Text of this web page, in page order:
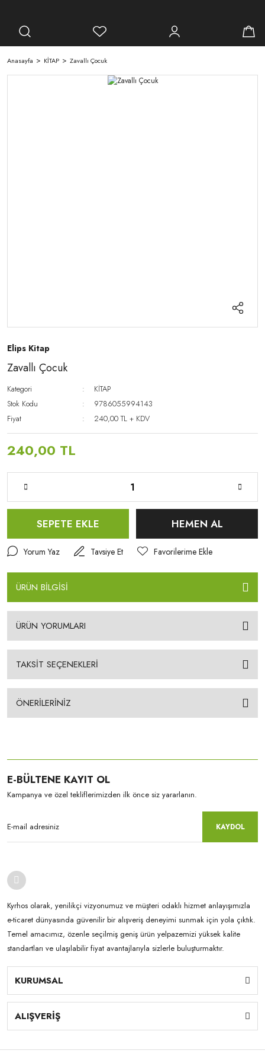
Anasayfa KİTAP Zavallı Çocuk
Elips Kitap
Zavallı Çocuk
Kategori
KİTAP
Stok Kodu
9786055994143
Fiyat
240,00 TL + KDV
240,00 TL
SEPETE EKLE HEMEN AL
Yorum Yaz Tavsiye Et
ÜRÜN BİLGİSİ
ÜRÜN YORUMLARI
TAKSİT SEÇENEKLERİ
ÖNERİLERİNİZ
E-BÜLTENE KAYIT OL
Kampanya ve özel tekliflerimizden ilk önce siz yararlanın.
KAYDOL
Kyrhos olarak, yenilikçi vizyonumuz ve müşteri odaklı hizmet anlayışımızla
e-ticaret dünyasında güvenilir bir alışveriş deneyimi sunmak için yola çıktık.
Temel amacımız, özenle seçilmiş geniş ürün yelpazemizi yüksek kalite
standartları ve ulaşılabilir fiyat avantajlarıyla sizlerle buluşturmaktır.
KURUMSAL
ALIŞVERİŞ